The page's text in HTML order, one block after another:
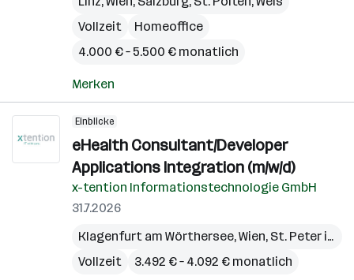
Vollzeit
Homeoffice
4.000 € – 5.500 € monatlich
Merken
Einblicke
eHealth Consultant/Developer
Applications Integration (m/w/d)
x-tention Informationstechnologie GmbH
31.7.2026
Klagenfurt am Wörthersee,Wien, St. Peter in der Au
Vollzeit
3.492 € – 4.092 € monatlich